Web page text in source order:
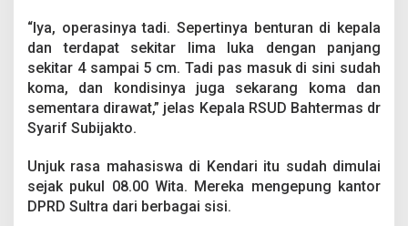
“Iya, operasinya tadi. Sepertinya benturan di kepala
dan terdapat sekitar lima luka dengan panjang
sekitar 4 sampai 5 cm. Tadi pas masuk di sini sudah
koma, dan kondisinya juga sekarang koma dan
sementara dirawat,” jelas Kepala RSUD Bahtermas dr
Syarif Subijakto.
Unjuk rasa mahasiswa di Kendari itu sudah dimulai
sejak pukul 08.00 Wita. Mereka mengepung kantor
DPRD Sultra dari berbagai sisi.